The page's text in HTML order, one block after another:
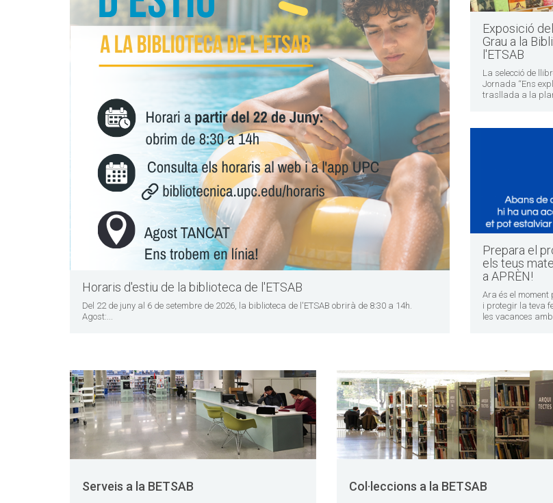
Horaris d'estiu de la biblioteca de l'ETSAB
Del 22 de juny al 6 de setembre de 2026, la biblioteca de l'ETSAB obrirà de 8:30 a 14h.
Agost:...
Exposició
Grau a la
l'ETSAB
La selecció de
Jornada “Ens
trasllada a la
Prepara el
els teus
a APRÈN!
Ara és el moment
i protegir la teva
les vacances
Serveis a la BETSAB Col·leccions a la BETSAB